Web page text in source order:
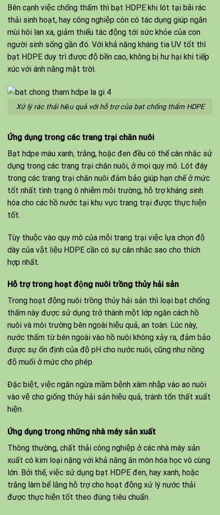
Bên cạnh việc chống thấm thì bạt HDPE khi lót tại bãi rác
thải sinh hoạt, hay công nghiệp còn có tác dụng giúp ngắn
mùi hôi lan xa, giảm thiểu tác động tới sức khỏe của con
người sinh sống gần đó. Với khả năng kháng tia UV tốt thì
bạt HDPE duy trì được độ bền cao, không bị hư hại khi tiếp
xúc với ánh nắng mặt trời.
Xử lý rác thải hiệu quả với hỗ trợ của bạt chống thấm HDPE
Ứng dụng trong các trang trại chăn nuôi
Bạt hdpe màu xanh, trắng, hoặc đen đều có thể cân nhắc sử
dụng trong các trang trại chăn nuôi, ở mọi quy mô. Lót đáy
trong các trang trại chăn nuôi đảm bảo giúp hạn chế ở mức
tốt nhất tình trạng ô nhiễm môi trường, hỗ trợ kháng sinh
hóa cho các hồ nước tại khu vực trang trại được thực hiện
tốt.
Tùy thuộc vào quy mô của mỗi trang trại việc lựa chọn độ
dày của vật liệu HDPE cần có sự cân nhắc sao cho thích
hợp nhất.
Hỗ trợ trong hoạt động nuôi trồng thủy hải sản
Trong hoạt động nuôi trồng thủy hải sản thì loại bạt chống
thấm này được sử dụng trở thành một lớp ngăn cách hồ
nuôi và môi trường bên ngoài hiệu quả, an toàn. Lúc này,
nước thấm từ bên ngoài vào hồ nuôi không xảy ra, đảm bảo
được sự ổn định của độ pH cho nước nuôi, cũng như nồng
độ muối ở mức cho phép.
Đặc biệt, việc ngăn ngừa mầm bệnh xâm nhập vào ao nuôi
vào vệ cho giống thủy hải sản hiệu quả, tránh tổn thất xuất
hiện.
Ứng dụng trong những nhà máy sản xuất
Thông thường, chất thải công nghiệp ở các nhà máy sản
xuất có kim loại nặng với khả năng ăn mòn hóa học vô cùng
lớn. Bởi thế, việc sử dụng bạt HDPE đen, hay xanh, hoặc
trắng làm bể lắng hỗ trợ cho hoạt động xử lý nước thải
được thực hiện tốt theo đúng tiêu chuẩn.